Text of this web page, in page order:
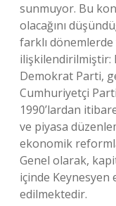
sunmuyor. Bu
olacağını
farklı
ilişkilendirilmiştir:
Demokrat Parti,
Cumhuriyetçi
1990’lardan
ve piyasa
ekonomik
Genel olarak,
içinde
edilmektedir.